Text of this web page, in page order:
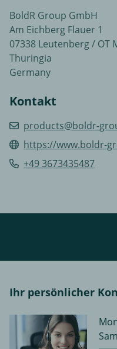
BoldR Group GmbH
Am Eichberg Flauer 1
07338 Leutenberg / OT
Thuringia
Germany
Kontakt
products@boldr-
https://www.boldr-
+49 3673435487
Ihr persönlicher